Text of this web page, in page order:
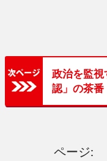
政治を監視
認」の茶番
ページ: